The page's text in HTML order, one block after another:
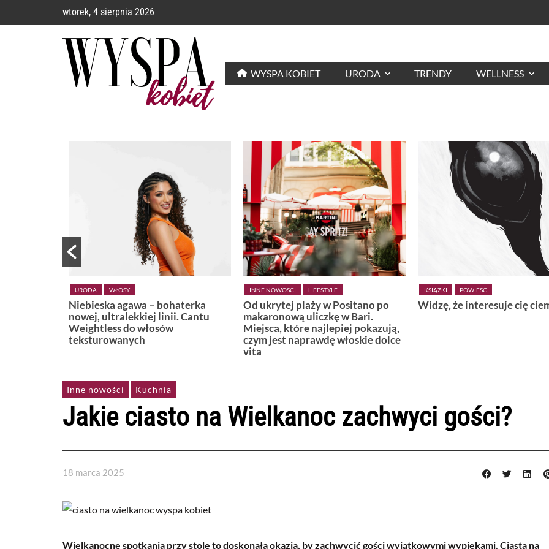
wtorek, 4 sierpnia 2026
WYSPA KOBIET URODA TRENDY WELLNESS
INNE NOWOŚCI
Od ukrytej plaży w Positano po
makaronową uliczkę w Bari.
Miejsca, które najlepiej pokazują,
czym jest naprawdę włoskie dolce
KSIĄŻKI POWIEŚĆ
Widzę, że interesuje cię ciemność
KSIĄŻKI POWIEŚĆ
Wiedźmy z Vardø
Inne nowości Kuchnia
Jakie ciasto na Wielkanoc zachwyci gości?
18 marca 2025
Wielkanocne spotkania przy stole to doskonała okazja, by zachwycić gości wyjątkowymi wypiekami. Ciasta na